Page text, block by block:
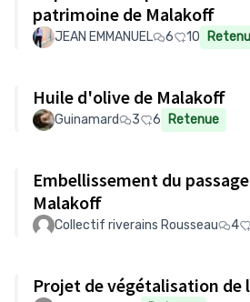
patrimoine de Malakoff
JEAN EMMANUEL 6 10
Huile d'olive de Malakoff
Guinamard 3 6 Retenue
Embellissement du
Malakoff
Collectif riverains Rousseau 4
Projet de végétalisation de